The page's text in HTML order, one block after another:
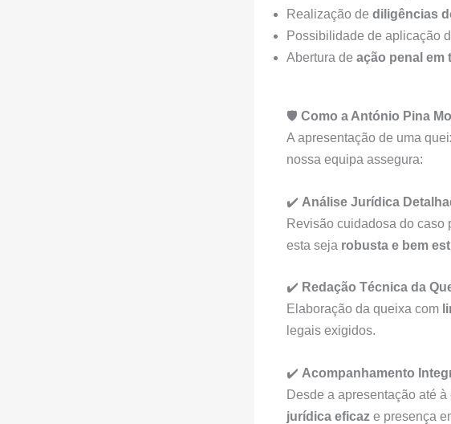
Realização de diligências
Possibilidade de aplicação
Abertura de ação penal em
🛡️ Como a António Pina
A apresentação de uma
nossa equipa assegura:
✔️ Análise Jurídica
Revisão cuidadosa do caso
esta seja robusta e bem
✔️ Redação Técnica da
Elaboração da queixa com
legais exigidos.
✔️ Acompanhamento
Desde a apresentação até à
jurídica eficaz e presença